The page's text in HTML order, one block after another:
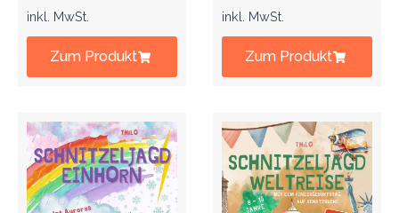
inkl. MwSt.
Zum Produkt
inkl. MwSt.
Zum Produkt